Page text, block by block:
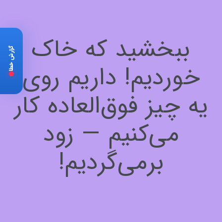
ببخشید که خاک
خوردیم! داریم روی
یه چیز فوق‌العاده کار
می‌کنیم — زود
برمی‌گردیم!
گزارش خطا